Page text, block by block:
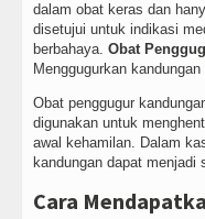
dalam obat keras dan
disetujui untuk indikasi
berbahaya. Obat
Menggugurkan
Obat penggugur
digunakan untuk
awal kehamilan. Dalam
kandungan dapat
Cara